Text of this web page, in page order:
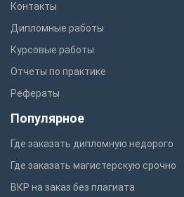
Контакты
Дипломные работы
Курсовые работы
Отчеты по практике
Рефераты
Популярное
Где заказать дипломную недорого
Где заказать магистерскую срочно
ВКР на заказ без плагиата